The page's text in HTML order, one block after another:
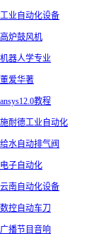
工业自动化设备
高炉鼓风机
机器人学专业
董爱华著
ansys12.0教程
施耐德工业自动化
给水自动排气阀
电子自动化
云南自动化设备
数控自动车刀
广播节目音响